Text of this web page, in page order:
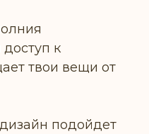
к
твои вещи от
подойдет